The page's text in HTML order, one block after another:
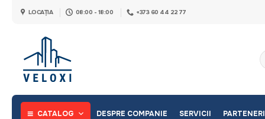
LOCAȚIA 08:00 - 18:00 +373 60 44 22 77
CATALOG DESPRE COMPANIE SERVICII PARTENERI